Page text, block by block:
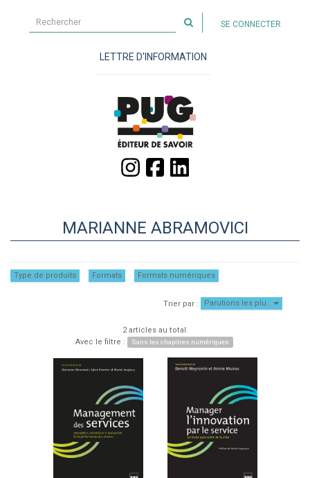
sur
site
SE CONNECTER
LETTRE D'INFORMATION
MARIANNE ABRAMOVICI
Type de produits Formats Formats numériques
Trier par : Parutions les plu…
2 articles au total.
Avec le filtre :
Sans les chapitres numériques